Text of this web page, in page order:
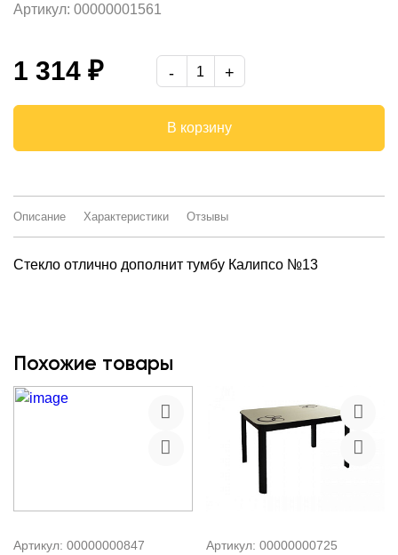
Артикул: 00000001561
1 314 ₽
В корзину
Описание Характеристики Отзывы
Стекло отлично дополнит тумбу Калипсо №13
Похожие товары
Артикул: 00000000847 Артикул: 00000000725